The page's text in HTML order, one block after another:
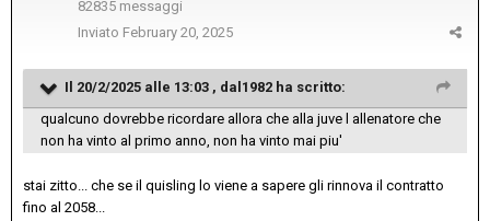
82835 messaggi
Inviato February 20, 2025
Il 20/2/2025 alle 13:03 , dal1982 ha scritto:
qualcuno dovrebbe ricordare allora che alla juve l allenatore che
non ha vinto al primo anno, non ha vinto mai piu'
stai zitto... che se il quisling lo viene a sapere gli rinnova il contratto
fino al 2058...